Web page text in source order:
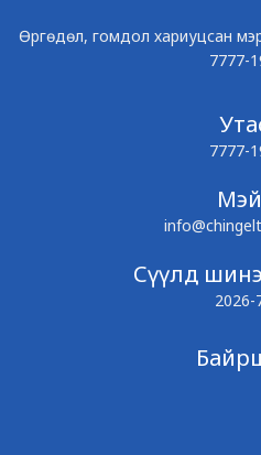
Өргөдөл, гомдол хариуцсан
7777-
7777-
Сүүлд
2026-